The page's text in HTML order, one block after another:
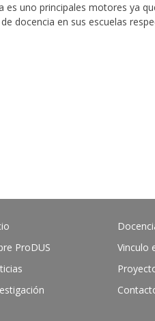
es uno principales motores ya
docencia en sus escuelas
ProDUS
Vinculo